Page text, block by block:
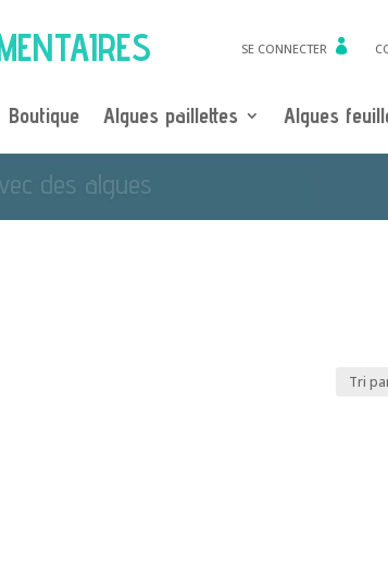
SE CONNECTER
Boutique Algues paillettes Algues